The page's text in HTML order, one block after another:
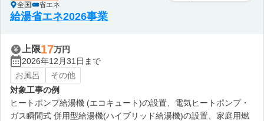
全国 省エネ
給湯省エネ2026事業
上限17万円
2026年12月31日まで
お風呂
その他
対象工事の例
ヒートポンプ給湯機 (エコキュート)の設置、電気ヒートポンプ・
ガス瞬間式 併用型給湯機(ハイブリッド給湯機)の設置、家庭用燃